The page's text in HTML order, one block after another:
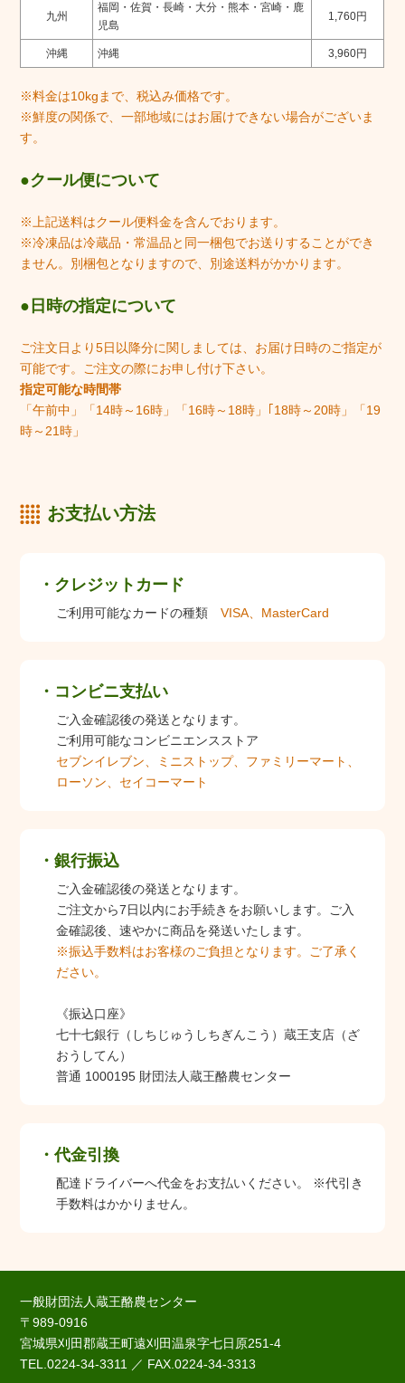
九州
福岡・佐賀・長崎・大分・熊本・宮崎・鹿
児島
1,760円
沖縄 沖縄 3,960円
※料金は10kgまで、税込み価格です。
※鮮度の関係で、一部地域にはお届けできない場合がございま
す。
クール便について
※上記送料はクール便料金を含んでおります。
※冷凍品は冷蔵品・常温品と同一梱包でお送りすることができ
ません。別梱包となりますので、別途送料がかかります。
日時の指定について
ご注文日より5日以降分に関しましては、お届け日時のご指定が
可能です。ご注文の際にお申し付け下さい。
指定可能な時間帯
「午前中」「14時～16時」「16時～18時」｢18時～20時」「19
時～21時」
お支払い方法
クレジットカード
ご利用可能なカードの種類VISA、MasterCard
コンビニ支払い
ご入金確認後の発送となります。
ご利用可能なコンビニエンスストア
セブンイレブン、ミニストップ、ファミリーマート、
ローソン、セイコーマート
銀行振込
ご入金確認後の発送となります。
ご注文から7日以内にお手続きをお願いします。ご入
金確認後、速やかに商品を発送いたします。
※振込手数料はお客様のご負担となります。ご了承く
ださい。
《振込口座》
七十七銀行（しちじゅうしちぎんこう）蔵王支店（ざ
おうしてん）
普通 1000195 財団法人蔵王酪農センター
代金引換
配達ドライバーへ代金をお支払いください。 ※代引き
手数料はかかりません。
一般財団法人蔵王酪農センター
〒989-0916
宮城県刈田郡蔵王町遠刈田温泉字七日原251-4
TEL.0224-34-3311 ／ FAX.0224-34-3313